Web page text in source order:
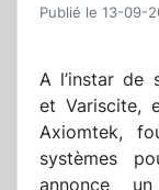
Publié le 13-09-
A l’instar de
et Variscite,
Axiomtek,
systèmes
annonce